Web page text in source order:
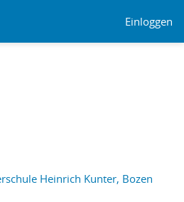
Einloggen
Heinrich Kunter, Bozen